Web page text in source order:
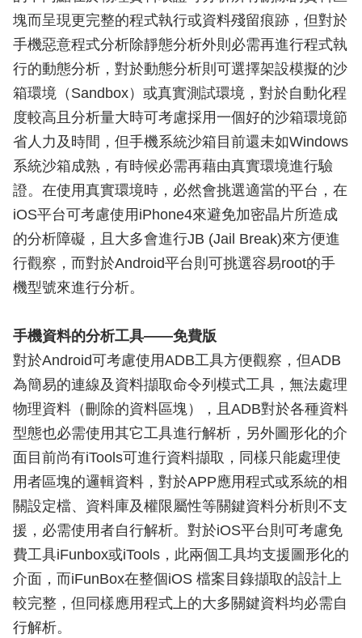
塊而呈現更完整的程式執行或資料殘留痕跡，但對於
手機惡意程式分析除靜態分析外則必需再進行程式執
行的動態分析，對於動態分析則可選擇架設模擬的沙
箱環境（Sandbox）或真實測試環境，對於自動化程
度較高且分析量大時可考慮採用一個好的沙箱環境節
省人力及時間，但手機系統沙箱目前還未如Windows
系統沙箱成熟，有時候必需再藉由真實環境進行驗
證。在使用真實環境時，必然會挑選適當的平台，在
iOS平台可考慮使用iPhone4來避免加密晶片所造成
的分析障礙，且大多會進行JB (Jail Break)來方便進
行觀察，而對於Android平台則可挑選容易root的手
機型號來進行分析。
手機資料的分析工具——免費版
對於Android可考慮使用ADB工具方便觀察，但ADB
為簡易的連線及資料擷取命令列模式工具，無法處理
物理資料（刪除的資料區塊），且ADB對於各種資料
型態也必需使用其它工具進行解析，另外圖形化的介
面目前尚有iTools可進行資料擷取，同樣只能處理使
用者區塊的邏輯資料，對於APP應用程式或系統的相
關設定檔、資料庫及權限屬性等關鍵資料分析則不支
援，必需使用者自行解析。對於iOS平台則可考慮免
費工具iFunbox或iTools，此兩個工具均支援圖形化的
介面，而iFunBox在整個iOS 檔案目錄擷取的設計上
較完整，但同樣應用程式上的大多關鍵資料均必需自
行解析。